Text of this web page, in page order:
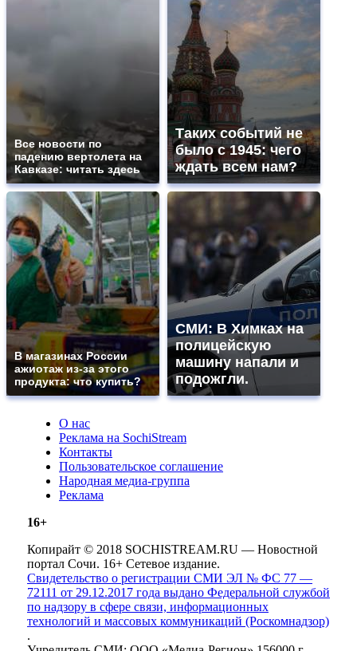
Все новости по
падению вертолета на
Кавказе: читать здесь
Таких событий не
было с 1945: чего
ждать всем нам?
В магазинах России
ажиотаж из-за этого
продукта: что купить?
СМИ: В Химках на
полицейскую
машину напали и
подожгли.
О нас
Реклама на SochiStream
Контакты
Пользовательское соглашение
Народная медиа-группа
Реклама
16+
Копирайт © 2018 SOCHISTREAM.RU — Новостной
портал Сочи. 16+ Сетевое издание.
Свидетельство о регистрации СМИ ЭЛ № ФС 77 —
72111 от 29.12.2017 года выдано Федеральной службой
по надзору в сфере связи, информационных
технологий и массовых коммуникаций (Роскомнадзор)
.